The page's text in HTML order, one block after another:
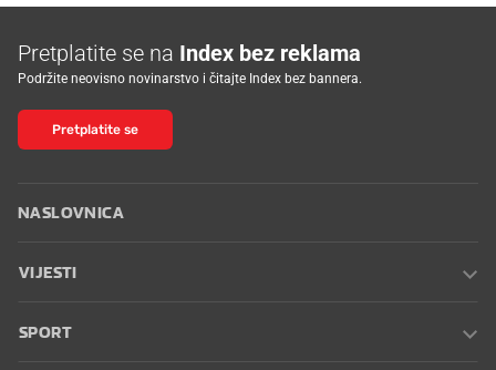
Pretplatite se na Index bez reklama
Podržite neovisno novinarstvo i čitajte Index bez bannera.
Pretplatite se
NASLOVNICA
VIJESTI
SPORT